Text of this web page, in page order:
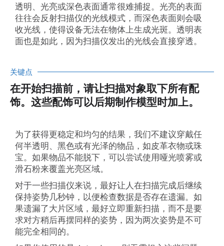
透明、光亮或深色表面通常很难捕捉。光亮的表面
往往会反射扫描仪的光线模式，而深色表面则会吸
收光线，使得设备无法在物体上生成光斑。透明表
面也是如此，因为扫描仪发出的光线会直接穿透。
关键点
在开始扫描前，请让扫描对象取下所有配
饰。这些配饰可以后期制作模型时加上。
为了获得更稳定和均匀的结果，我们不建议穿戴任
何半透明、黑色或有光泽的物品，如皮革衣物或珠
宝。如果物品不能脱下，可以尝试使用哑光喷雾或
滑石粉来覆盖光亮区域。
对于一些扫描仪来说，最好让人在扫描完成后继续
保持姿势几秒钟，以便检查数据是否存在遗漏。如
果遗漏了大片区域，最好立即重新扫描，而不是要
求对方稍后再摆同样的姿势，因为两次姿势是不可
能完全相同的。